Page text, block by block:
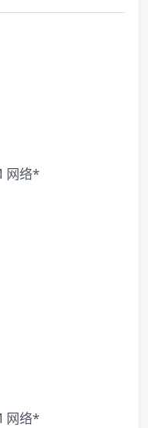
网络*
网络*